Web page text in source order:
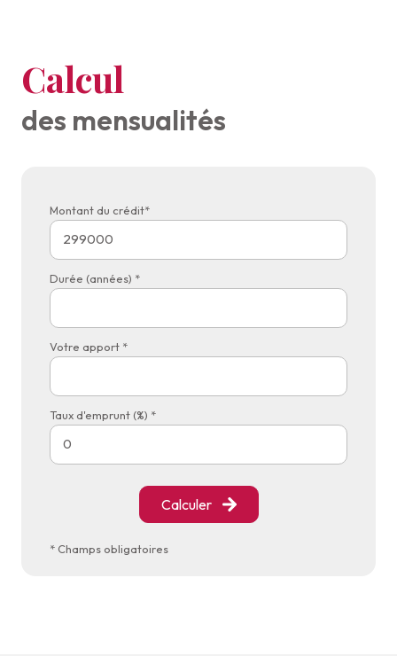
Calcul
des mensualités
Montant du crédit*
Durée (années) *
Votre apport *
Taux d'emprunt (%) *
Calculer
* Champs obligatoires